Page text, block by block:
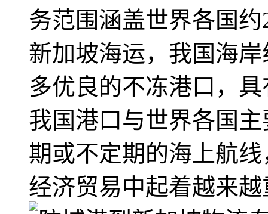
务范围涵盖世界各国
新加坡海运，我国海
多优良的不冻港口，
我国港口与世界各国
期或不定期的海上航
经济贸易中起着越来